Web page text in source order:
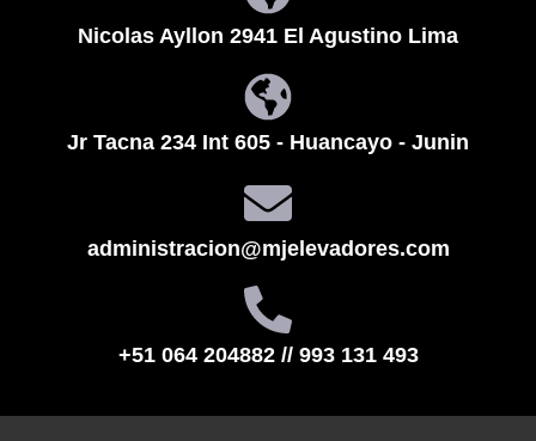
Nicolas Ayllon 2941 El Agustino Lima
Jr Tacna 234 Int 605 - Huancayo - Junin
administracion@mjelevadores.com
+51 064 204882 // 993 131 493